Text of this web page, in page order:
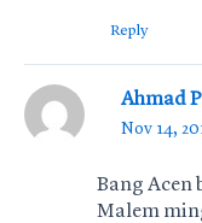
Reply
Ahmad
Nov 14,
Bang Acen
Malem